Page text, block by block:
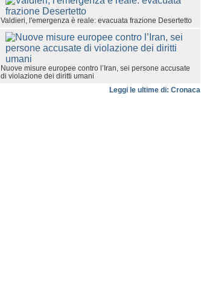
Valdieri, l'emergenza è reale: evacuata frazione Desertetto
Nuove misure europee contro l’Iran, sei persone accusate
di violazione dei diritti umani
Leggi le ultime di: Cronaca